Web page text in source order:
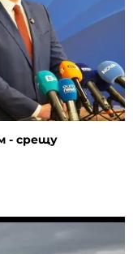
- срещу